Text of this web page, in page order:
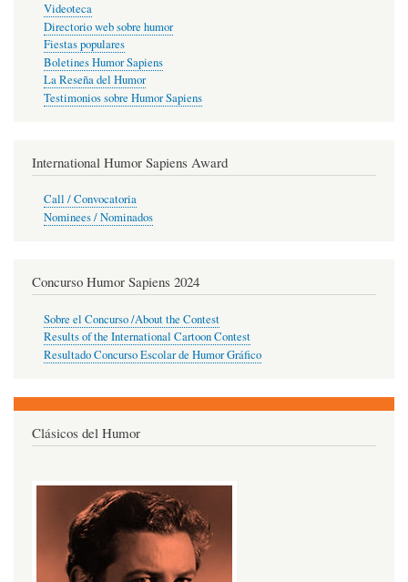
Videoteca
Directorio web sobre humor
Fiestas populares
Boletines Humor Sapiens
La Reseña del Humor
Testimonios sobre Humor Sapiens
International Humor Sapiens Award
Call / Convocatoria
Nominees / Nominados
Concurso Humor Sapiens 2024
Sobre el Concurso /About the Contest
Results of the International Cartoon Contest
Resultado Concurso Escolar de Humor Gráfico
Clásicos del Humor